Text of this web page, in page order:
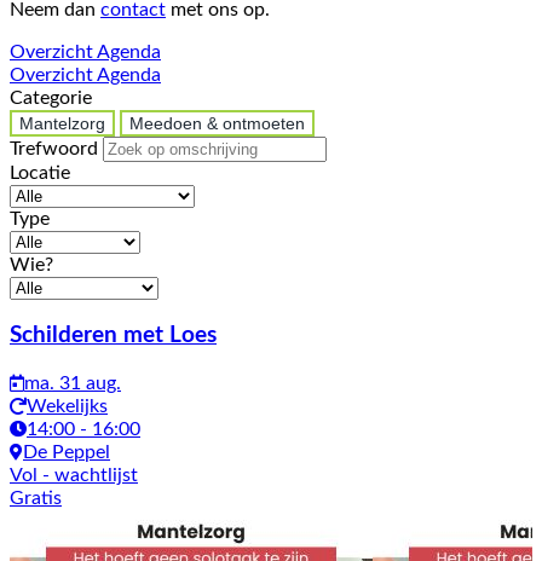
Neem dan contact met ons op.
OverzichtAgenda
OverzichtAgenda
Categorie
Mantelzorg
Meedoen & ontmoeten
Trefwoord
Locatie
Type
Wie?
Activiteiten
Schilderen met Loes
ma. 31 aug.
Wekelijks
14:00 - 16:00
De Peppel
Vol - wachtlijst
Gratis